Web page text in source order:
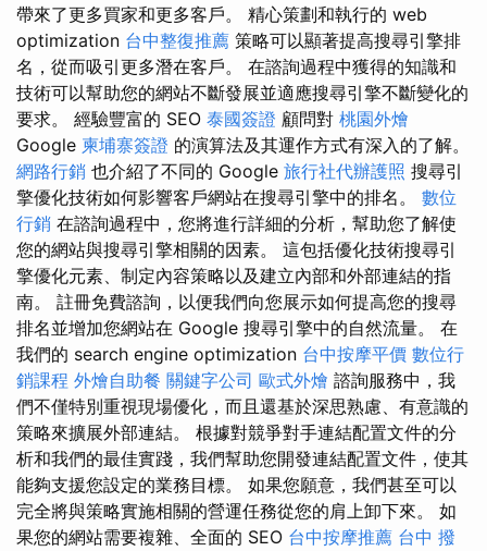
帶來了更多買家和更多客戶。 精心策劃和執行的 web
optimization 台中整復推薦 策略可以顯著提高搜尋引擎排
名，從而吸引更多潛在客戶。 在諮詢過程中獲得的知識和
技術可以幫助您的網站不斷發展並適應搜尋引擎不斷變化的
要求。 經驗豐富的 SEO 泰國簽證 顧問對 桃園外燴
Google 柬埔寨簽證 的演算法及其運作方式有深入的了解。
網路行銷 也介紹了不同的 Google 旅行社代辦護照 搜尋引
擎優化技術如何影響客戶網站在搜尋引擎中的排名。 數位
行銷 在諮詢過程中，您將進行詳細的分析，幫助您了解使
您的網站與搜尋引擎相關的因素。 這包括優化技術搜尋引
擎優化元素、制定內容策略以及建立內部和外部連結的指
南。 註冊免費諮詢，以便我們向您展示如何提高您的搜尋
排名並增加您網站在 Google 搜尋引擎中的自然流量。 在
我們的 search engine optimization 台中按摩平價 數位行
銷課程 外燴自助餐 關鍵字公司 歐式外燴 諮詢服務中，我
們不僅特別重視現場優化，而且還基於深思熟慮、有意識的
策略來擴展外部連結。 根據對競爭對手連結配置文件的分
析和我們的最佳實踐，我們幫助您開發連結配置文件，使其
能夠支援您設定的業務目標。 如果您願意，我們甚至可以
完全將與策略實施相關的營運任務從您的肩上卸下來。 如
果您的網站需要複雜、全面的 SEO 台中按摩推薦 台中 撥